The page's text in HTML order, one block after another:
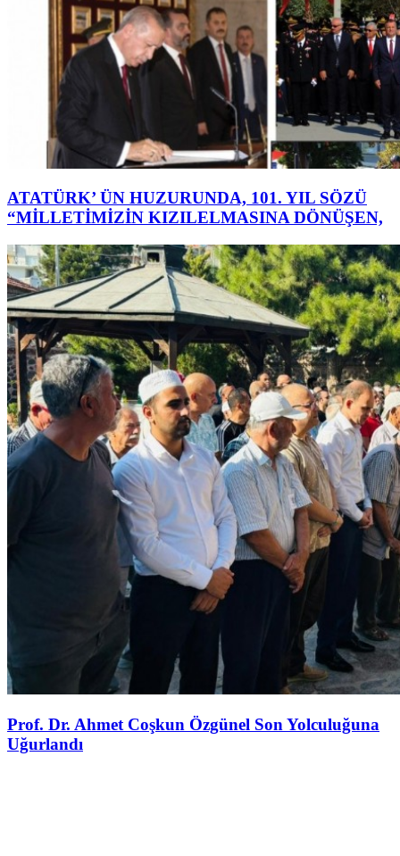
ATATÜRK’ ÜN HUZURUNDA, 101. YIL SÖZÜ
“MİLLETİMİZİN KIZILELMASINA DÖNÜŞEN,
Prof. Dr. Ahmet Coşkun Özgünel Son Yolculuğuna
Uğurlandı